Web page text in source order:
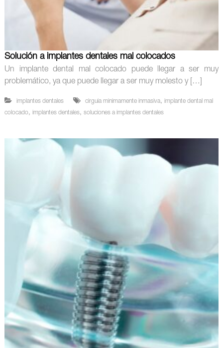
Solución a implantes dentales mal colocados
Un implante dental mal colocado puede llegar a ser muy
problemático, ya que puede llegar a ser muy molesto y […]
implantes dentales cirguia minimamente inmasiva, implante dental mal
colocado, implantes dentales, soluciones a implantes dentales